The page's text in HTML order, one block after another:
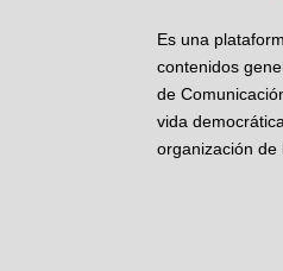
Es una
contenidos
de
vida
organización de